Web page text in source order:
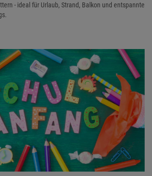
- ideal für Urlaub, Strand, Balkon und entspannte